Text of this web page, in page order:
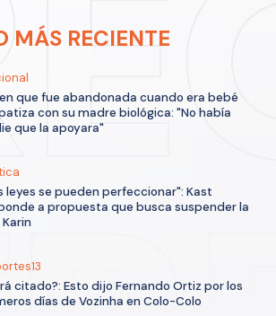
MÁS RECIENTE
que fue abandonada cuando era bebé
con su madre biológica: "No había
que la apoyara"
leyes se pueden perfeccionar": Kast
a propuesta que busca suspender la
citado?: Esto dijo Fernando Ortiz por los
días de Vozinha en Colo-Colo